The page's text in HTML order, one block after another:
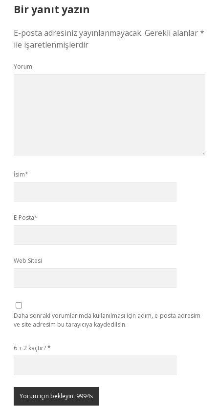
Bir yanıt yazın
E-posta adresiniz yayınlanmayacak. Gerekli alanlar*
ile işaretlenmişlerdir
Yorum
İsim*
E-Posta*
Web Sitesi
Daha sonraki yorumlarımda kullanılması için adım, e-posta adresim
ve site adresim bu tarayıcıya kaydedilsin.
6 + 2 kaçtır?*